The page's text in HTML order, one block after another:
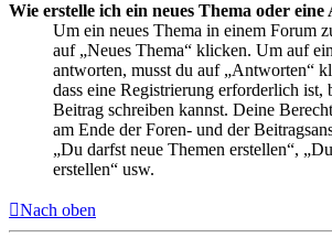
Wie erstelle ich ein neues Thema oder
Um ein neues Thema in einem Forum
auf „Neues Thema“ klicken. Um auf
antworten, musst du auf „Antworten“
dass eine Registrierung erforderlich ist,
Beitrag schreiben kannst. Deine
am Ende der Foren- und der
„Du darfst neue Themen erstellen“,
erstellen“ usw.
Nach oben